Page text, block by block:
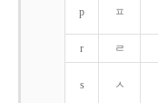
p ㅍ
r ㄹ
s ㅅ